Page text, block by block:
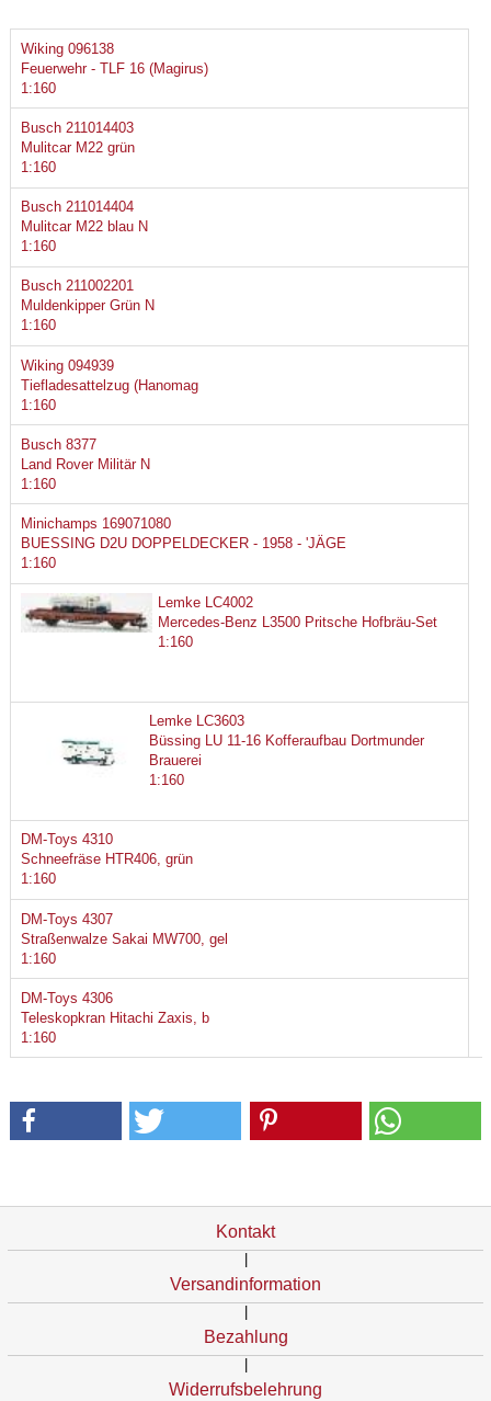
Wiking 096138
Feuerwehr - TLF 16 (Magirus)
1:160
Busch 211014403
Mulitcar M22 grün
1:160
Busch 211014404
Mulitcar M22 blau N
1:160
Busch 211002201
Muldenkipper Grün N
1:160
Wiking 094939
Tiefladesattelzug (Hanomag
1:160
Busch 8377
Land Rover Militär N
1:160
Minichamps 169071080
BUESSING D2U DOPPELDECKER - 1958 - 'JÄGE
1:160
Lemke LC4002
Mercedes-Benz L3500 Pritsche Hofbräu-Set
1:160
Lemke LC3603
Büssing LU 11-16 Kofferaufbau Dortmunder
Brauerei
1:160
DM-Toys 4310
Schneefräse HTR406, grün
1:160
DM-Toys 4307
Straßenwalze Sakai MW700, gel
1:160
DM-Toys 4306
Teleskopkran Hitachi Zaxis, b
1:160
Kontakt
Versandinformation
Bezahlung
Widerrufsbelehrung